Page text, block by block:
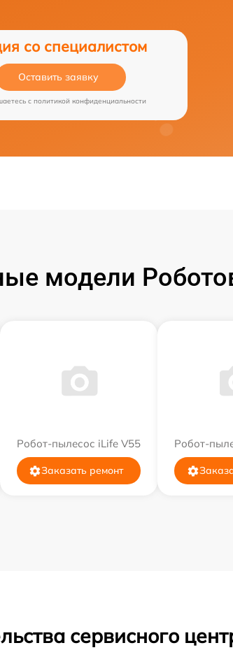
со специалистом
Оставить заявку
c политикой конфиденциальности
модели
Робот-пылесос iLife V55
Заказать ремонт
Робот-
сервисного